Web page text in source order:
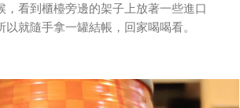
，看到櫃檯旁邊的架子上放著一些進口
就隨手拿一罐結帳，回家喝喝看。